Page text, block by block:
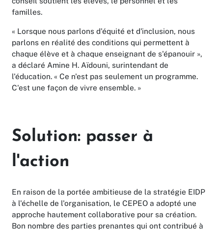
familles.
« Lorsque nous parlons d'équité et d'inclusion, nous
parlons en réalité des conditions qui permettent à
chaque élève et à chaque enseignant de s'épanouir »,
a déclaré Amine H. Aïdouni, surintendant de
l'éducation. « Ce n'est pas seulement un programme.
C'est une façon de vivre ensemble. »
Solution: passer à
l'action
En raison de la portée ambitieuse de la stratégie EIDP
à l'échelle de l'organisation, le CEPEO a adopté une
approche hautement collaborative pour sa création.
Bon nombre des parties prenantes qui ont contribué à